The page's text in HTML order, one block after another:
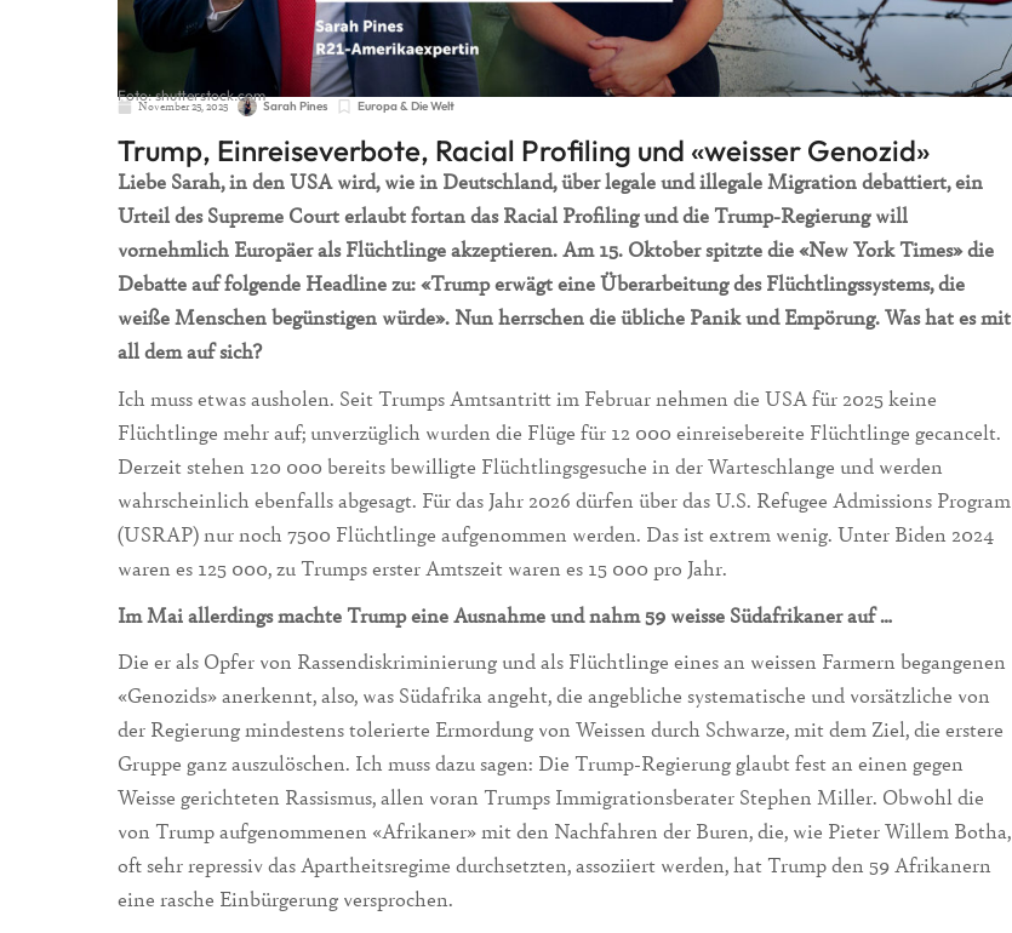
Foto: shutterstock.com
November 25, 2025 Sarah Pines Europa & Die Welt
Trump, Einreiseverbote, Racial Profiling und «weisser Genozid»
Liebe Sarah, in den USA wird, wie in Deutschland, über legale und illegale Migration debattiert, ein
Urteil des Supreme Court erlaubt fortan das Racial Profiling und die Trump-Regierung will
vornehmlich Europäer als Flüchtlinge akzeptieren. Am 15. Oktober spitzte die «New York Times» die
Debatte auf folgende Headline zu: «Trump erwägt eine Überarbeitung des Flüchtlingssystems, die
weiße Menschen begünstigen würde». Nun herrschen die übliche Panik und Empörung. Was hat es mit
all dem auf sich?
Ich muss etwas ausholen. Seit Trumps Amtsantritt im Februar nehmen die USA für 2025 keine
Flüchtlinge mehr auf; unverzüglich wurden die Flüge für 12 000 einreisebereite Flüchtlinge gecancelt.
Derzeit stehen 120 000 bereits bewilligte Flüchtlingsgesuche in der Warteschlange und werden
wahrscheinlich ebenfalls abgesagt. Für das Jahr 2026 dürfen über das U.S. Refugee Admissions Program
(USRAP) nur noch 7500 Flüchtlinge aufgenommen werden. Das ist extrem wenig. Unter Biden 2024
waren es 125 000, zu Trumps erster Amtszeit waren es 15 000 pro Jahr.
Im Mai allerdings machte Trump eine Ausnahme und nahm 59 weisse Südafrikaner auf …
Die er als Opfer von Rassendiskriminierung und als Flüchtlinge eines an weissen Farmern begangenen
«Genozids» anerkennt, also, was Südafrika angeht, die angebliche systematische und vorsätzliche von
der Regierung mindestens tolerierte Ermordung von Weissen durch Schwarze, mit dem Ziel, die erstere
Gruppe ganz auszulöschen. Ich muss dazu sagen: Die Trump-Regierung glaubt fest an einen gegen
Weisse gerichteten Rassismus, allen voran Trumps Immigrationsberater Stephen Miller. Obwohl die
von Trump aufgenommenen «Afrikaner» mit den Nachfahren der Buren, die, wie Pieter Willem Botha,
oft sehr repressiv das Apartheitsregime durchsetzten, assoziiert werden, hat Trump den 59 Afrikanern
eine rasche Einbürgerung versprochen.